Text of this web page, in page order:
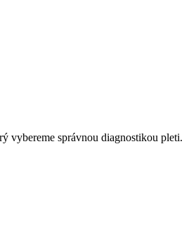
vybereme správnou diagnostikou pleti.